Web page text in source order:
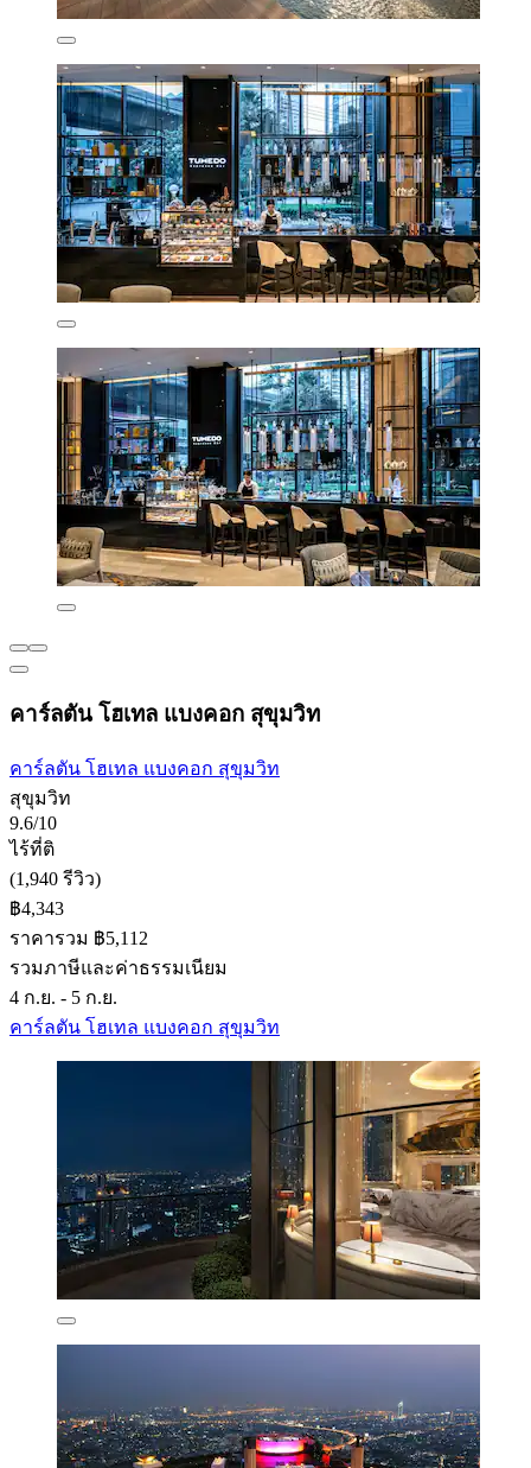
คาร์ลตัน โฮเทล แบงคอก สุขุมวิท
คาร์ลตัน โฮเทล แบงคอก สุขุมวิท
สุขุมวิท
9.6/10
ไร้ที่ติ
(1,940 รีวิว)
฿4,343
ราคารวม ฿5,112
รวมภาษีและค่าธรรมเนียม
4 ก.ย. - 5 ก.ย.
คาร์ลตัน โฮเทล แบงคอก สุขุมวิท